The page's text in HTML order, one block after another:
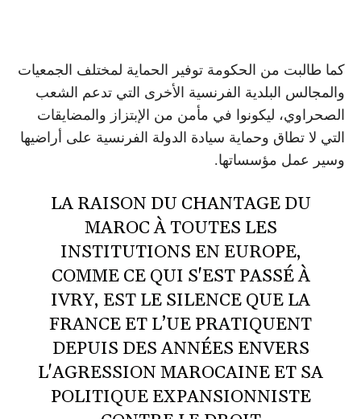
كما طالبت من الحكومة توفير الحماية لمختلف الجمعيات
والمجالس البلدية الفرنسية الأخرى التي تدعم الشعب
الصحراوي، ليكونوا في مأمن من الإبتزاز والمضايقات
التي لا تطاق وحماية سيادة الدولة الفرنسية على أراضيها
وسير عمل مؤسساتها.
LA RAISON DU CHANTAGE DU
MAROC À TOUTES LES
INSTITUTIONS EN EUROPE,
COMME CE QUI S'EST PASSÉ À
IVRY, EST LE SILENCE QUE LA
FRANCE ET L’UE PRATIQUENT
DEPUIS DES ANNÉES ENVERS
L'AGRESSION MAROCAINE ET SA
POLITIQUE EXPANSIONNISTE